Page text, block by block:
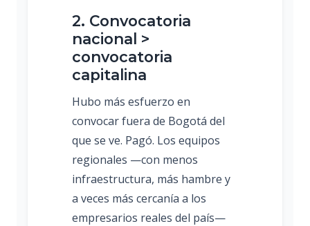
2. Convocatoria
nacional >
convocatoria
capitalina
Hubo más esfuerzo en
convocar fuera de Bogotá del
que se ve. Pagó. Los equipos
regionales —con menos
infraestructura, más hambre y
a veces más cercanía a los
empresarios reales del país—